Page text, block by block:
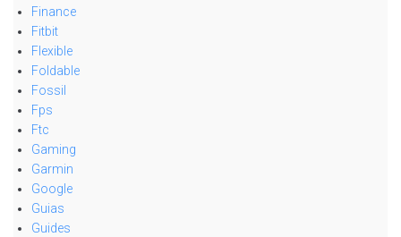
Finance
Fitbit
Flexible
Foldable
Fossil
Fps
Ftc
Gaming
Garmin
Google
Guias
Guides